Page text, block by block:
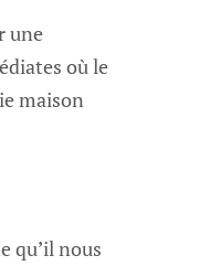
une
où le
maison
qu’il nous